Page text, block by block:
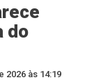
do
2026 às 14:19